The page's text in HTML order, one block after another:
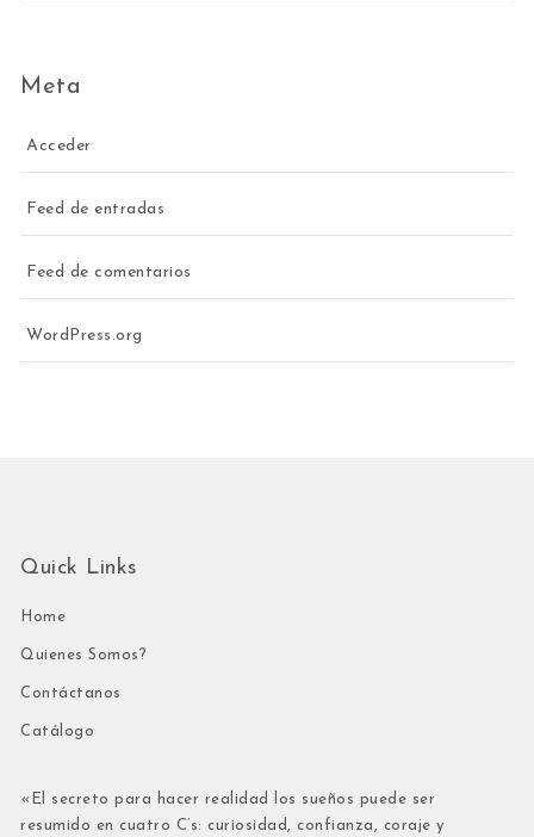
Meta
Acceder
Feed de entradas
Feed de comentarios
WordPress.org
Quick Links
Home
Quienes Somos?
Contáctanos
Catálogo
«El secreto para hacer realidad los sueños puede ser
resumido en cuatro C’s: curiosidad, confianza, coraje y